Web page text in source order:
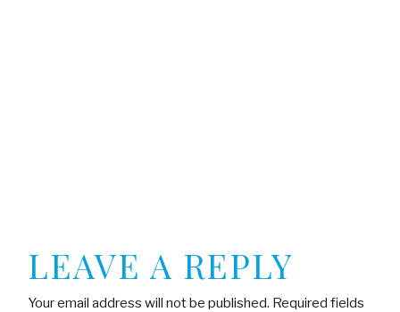
LEAVE A REPLY
Your email address will not be published. Required fields